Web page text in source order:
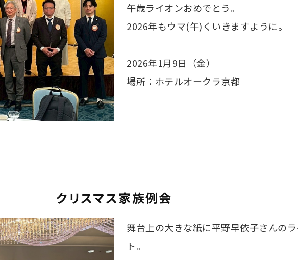
午歳ライオンおめでとう。
2026年もウマ(午)くいきますように。
2026年1月9日（金）
場所：ホテルオークラ京都
クリスマス家族例会
舞台上の大きな紙に平野早依子さんの
ト。